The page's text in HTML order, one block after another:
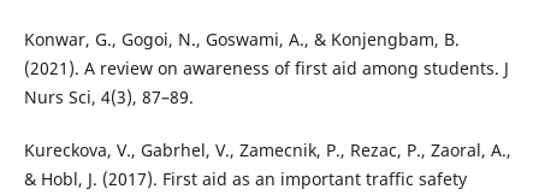
Konwar, G., Gogoi, N., Goswami, A., & Konjengbam, B.
(2021). A review on awareness of first aid among students. J
Nurs Sci, 4(3), 87–89.
Kureckova, V., Gabrhel, V., Zamecnik, P., Rezac, P., Zaoral, A.,
& Hobl, J. (2017). First aid as an important traffic safety